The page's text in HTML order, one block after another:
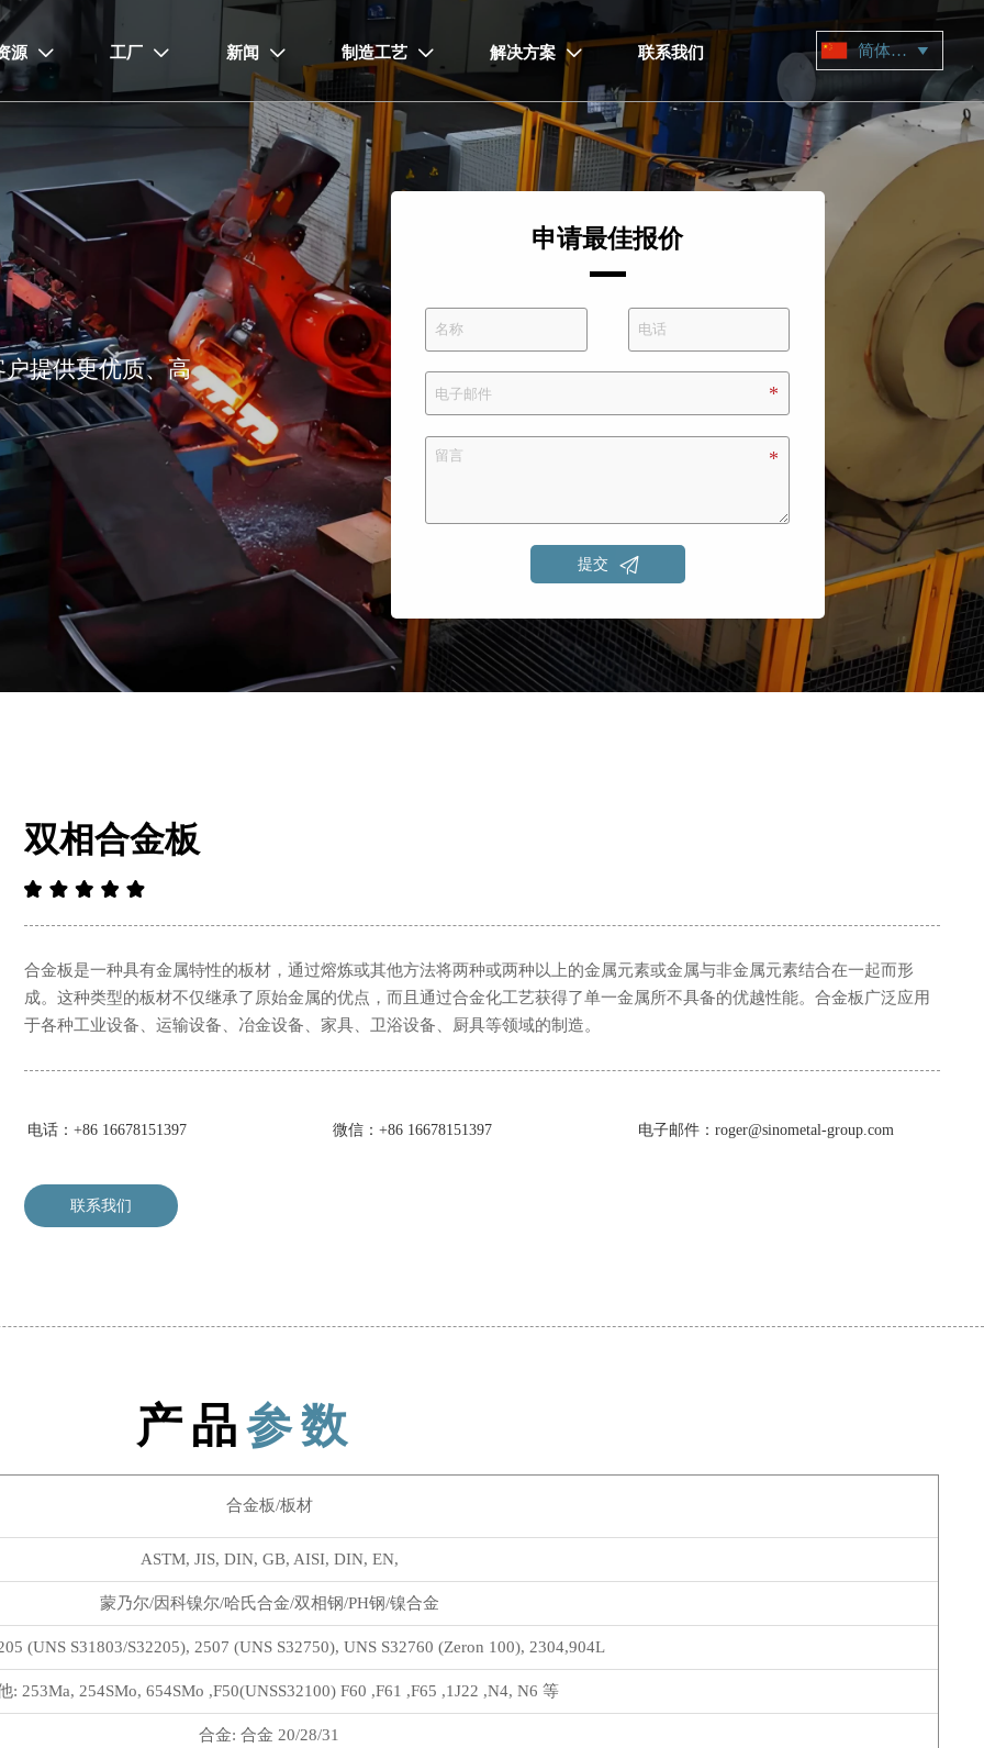
源  工厂  新闻  制造工艺  解决方案  联系我们 简体中文 
提供更优质、高
申请最佳报价
提交 
双相合金板
合金板是一种具有金属特性的板材，通过熔炼或其他方法将两种或两种以上的金属元素或金属与非金属元素结合在一起而形
成。这种类型的板材不仅继承了原始金属的优点，而且通过合金化工艺获得了单一金属所不具备的优越性能。合金板广泛应用
于各种工业设备、运输设备、冶金设备、家具、卫浴设备、厨具等领域的制造。
电话：+86 16678151397 微信：+86 16678151397 电子邮件：roger@sinometal-group.com
联系我们
产品参数
合金板/板材
ASTM, JIS, DIN, GB, AISI, DIN, EN,
蒙乃尔/因科镍尔/哈氏合金/双相钢/PH钢/镍合金
(UNS S31803/S32205), 2507 (UNS S32750), UNS S32760 (Zeron 100), 2304,904L
: 253Ma, 254SMo, 654SMo ,F50(UNSS32100) F60 ,F61 ,F65 ,1J22 ,N4, N6 等
合金: 合金 20/28/31